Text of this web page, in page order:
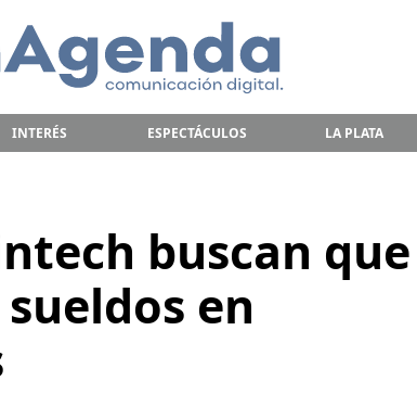
INTERÉS ESPECTÁCULOS LA PLATA
buscan que
en